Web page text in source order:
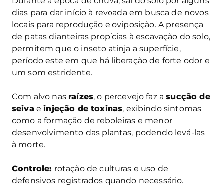
dias para dar início à revoada em busca de novos
locais para reprodução e oviposição. A presença
de patas dianteiras propícias à escavação do solo,
permitem que o inseto atinja a superfície,
período este em que há liberação de forte odor e
um som estridente.
Com alvo nas raízes, o percevejo faz asucção de
seivaeinjeção de toxinas, exibindo sintomas
como a formação de reboleiras e menor
desenvolvimento das plantas, podendo levá-las
à morte.
Controle: rotação de culturas e uso de
defensivos registrados quando necessário.